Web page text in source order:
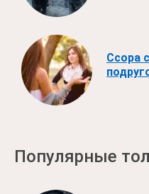
Ссора с
Популярные